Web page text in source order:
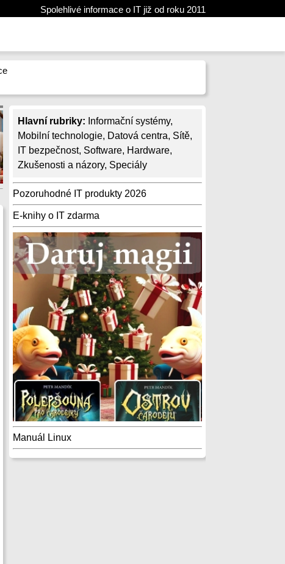
Spolehlivé informace o IT již od roku 2011
Hlavní rubriky: Informační systémy,
Mobilní technologie, Datová centra, Sítě,
IT bezpečnost, Software, Hardware,
Zkušenosti a názory, Speciály
Pozoruhodné IT produkty 2026
E-knihy o IT zdarma
Manuál Linux